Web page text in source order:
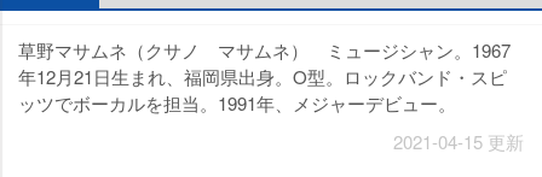
草野マサムネ（クサノ マサムネ） ミュージシャン。1967
年12月21日生まれ、福岡県出身。O型。ロックバンド・スピ
ッツでボーカルを担当。1991年、メジャーデビュー。
2021-04-15 更新